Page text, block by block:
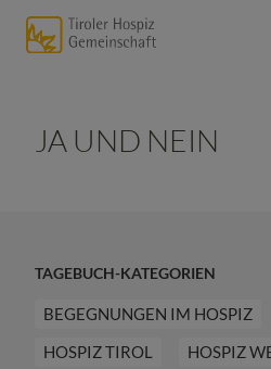
JA UND NEIN
TAGEBUCH-KATEGORIEN
BEGEGNUNGEN IM HOSPIZ
HOSPIZ TIROL
HOSPIZ